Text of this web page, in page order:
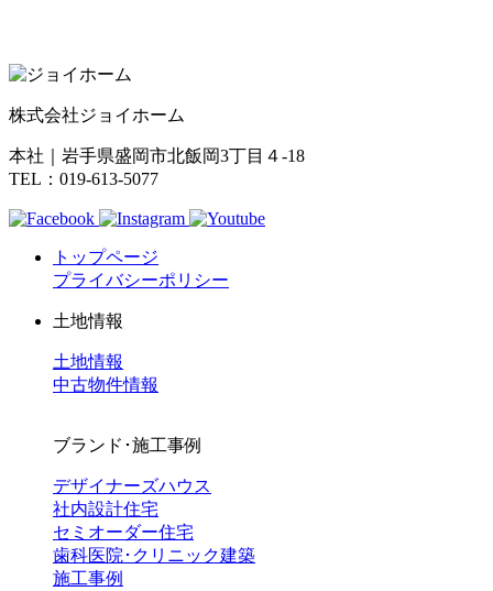
株式会社ジョイホーム
本社｜岩手県盛岡市北飯岡3丁目４-18
TEL：019-613-5077
トップページ
プライバシーポリシー
土地情報
土地情報
中古物件情報
ブランド･施工事例
デザイナーズハウス
社内設計住宅
セミオーダー住宅
歯科医院･クリニック建築
施工事例